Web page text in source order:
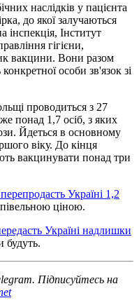
наслідків у пацієнта
до якої залучаються
інспекція, Інститут
гігієни,
вакцини. Вони разом
особи зв'язок зі
проводиться з 27
понад 1,7 осіб, з яких
Йдеться в основному
віку. До кінця
вакцинувати понад три
Україні 1,2
ціною.
Україні надлишки
будуть.
Підписуйтесь на